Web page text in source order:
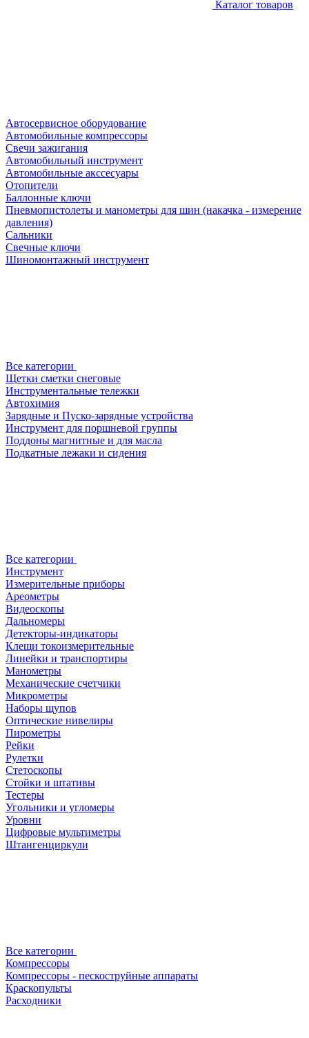
Каталог товаров
Автосервисное оборудование
Автомобильные компрессоры
Свечи зажигания
Автомобильный инструмент
Автомобильные акссесуары
Отопители
Баллонные ключи
Пневмопистолеты и манометры для шин (накачка - измерение
давления)
Сальники
Свечные ключи
Шиномонтажный инструмент
Все категории
Щетки сметки снеговые
Инструментальные тележки
Автохимия
Зарядные и Пуско-зарядные устройства
Инструмент для поршневой группы
Поддоны магнитные и для масла
Подкатные лежаки и сидения
Все категории
Инструмент
Измерительные приборы
Ареометры
Видеоскопы
Дальномеры
Детекторы-индикаторы
Клещи токоизмерительные
Линейки и транспортиры
Манометры
Механические счетчики
Микрометры
Наборы щупов
Оптические нивелиры
Пирометры
Рейки
Рулетки
Стетоскопы
Стойки и штативы
Тестеры
Угольники и угломеры
Уровни
Цифровые мультиметры
Штангенциркули
Все категории
Компрессоры
Компрессоры - пескоструйные аппараты
Краскопульты
Расходники